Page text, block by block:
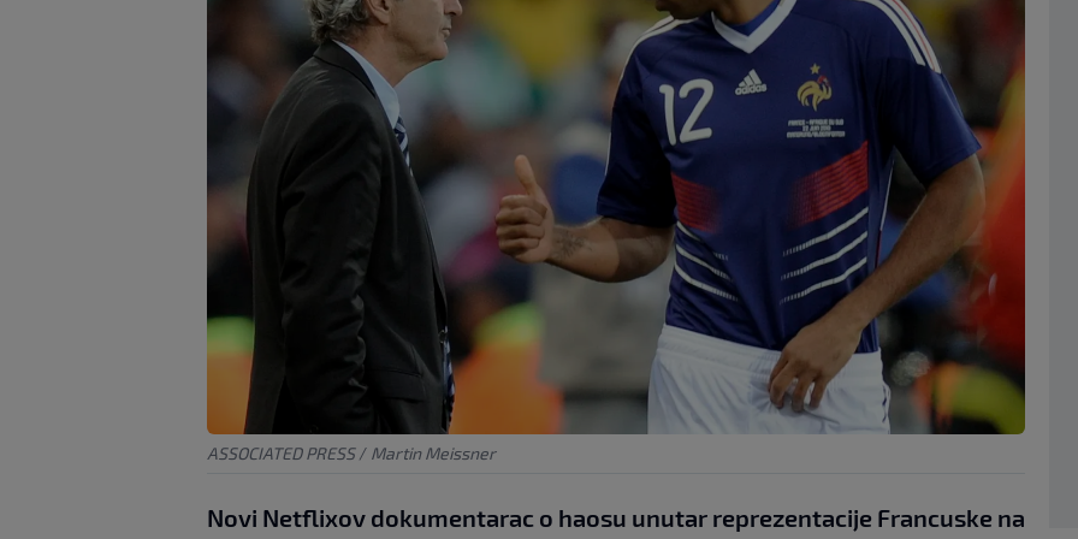
ASSOCIATED PRESS / Martin Meissner
Novi Netflixov dokumentarac o haosu unutar reprezentacije Francuske na